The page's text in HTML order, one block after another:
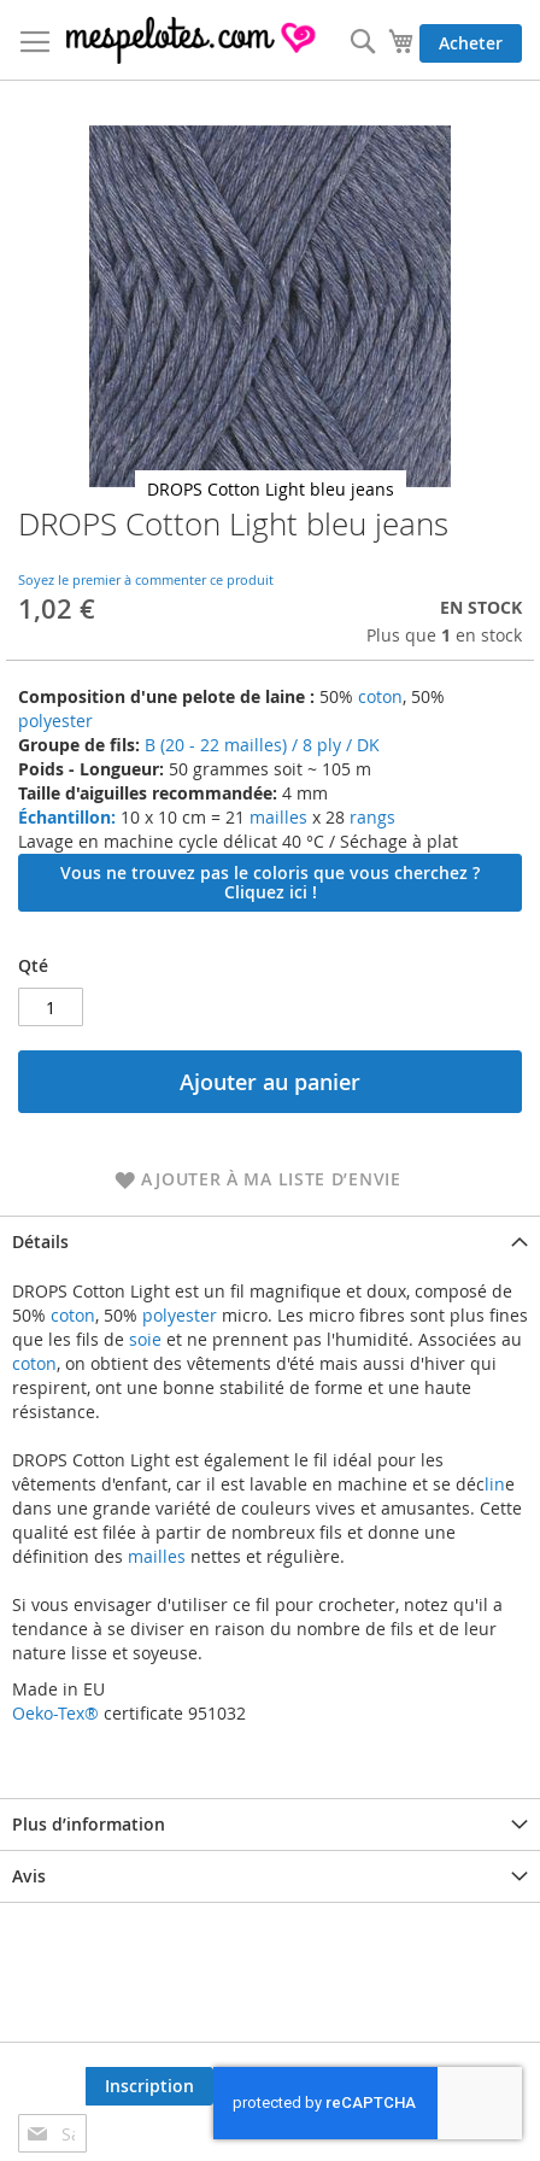
au
contenu
Mon panier
Acheter
Rechercher
DROPS Cotton Light bleu jeans
Soyez le premier à commenter ce produit
1,02 €
EN STOCK
Plus que 1 en stock
Composition d'une pelote de laine : 50% coton, 50%
polyester
Groupe de fils: B (20 - 22 mailles) / 8 ply / DK
Poids - Longueur: 50 grammes soit ~ 105 m
Taille d'aiguilles recommandée: 4 mm
Échantillon: 10 x 10 cm = 21 mailles x 28 rangs
Lavage en machine cycle délicat 40 °C / Séchage à plat
Vous ne trouvez pas le coloris que vous cherchez ?
Cliquez ici !
Qté
Ajouter au panier
AJOUTER À MA LISTE D’ENVIE
DROPS Cotton Light bleu jeans
Skip
to
beginning
of
images
gallery
Détails
DROPS Cotton Light est un fil magnifique et doux, composé de
50% coton, 50% polyester micro. Les micro fibres sont plus fines
que les fils de soie et ne prennent pas l'humidité. Associées au
coton, on obtient des vêtements d'été mais aussi d'hiver qui
respirent, ont une bonne stabilité de forme et une haute
résistance.
DROPS Cotton Light est également le fil idéal pour les
vêtements d'enfant, car il est lavable en machine et se décline
dans une grande variété de couleurs vives et amusantes. Cette
qualité est filée à partir de nombreux fils et donne une
définition des mailles nettes et régulière.
Si vous envisager d'utiliser ce fil pour crocheter, notez qu'il a
tendance à se diviser en raison du nombre de fils et de leur
nature lisse et soyeuse.
Made in EU
Oeko-Tex® certificate 951032
Plus d’information
Avis
Inscription
à
Inscription